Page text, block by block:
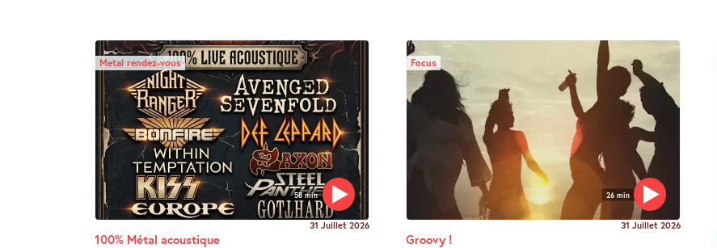
58 min
Metal rendez-vous
31 Juillet 2026
100% Métal acoustique
26 min
Focus
31 Juillet 2026
Groovy !